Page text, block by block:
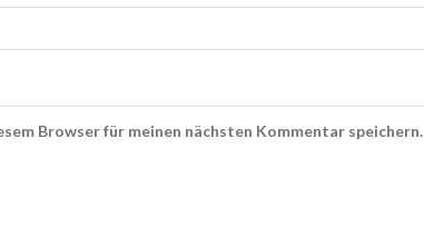
Browser für meinen nächsten Kommentar speichern.